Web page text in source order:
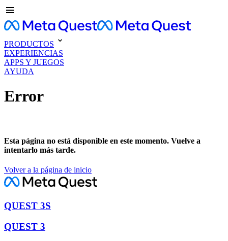
PRODUCTOS
EXPERIENCIAS
APPS Y JUEGOS
AYUDA
Error
Esta página no está disponible en este momento. Vuelve a
intentarlo más tarde.
Volver a la página de inicio
QUEST 3S
QUEST 3